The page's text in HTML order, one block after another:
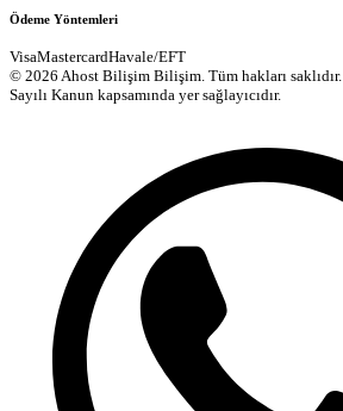
Ödeme Yöntemleri
VisaMastercardHavale/EFT
© 2026 Ahost Bilişim Bilişim. Tüm hakları saklıdır.
Sayılı Kanun kapsamında yer sağlayıcıdır.